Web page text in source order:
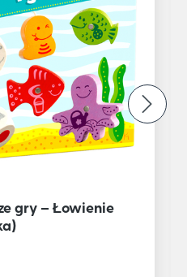
gry – Łowienie